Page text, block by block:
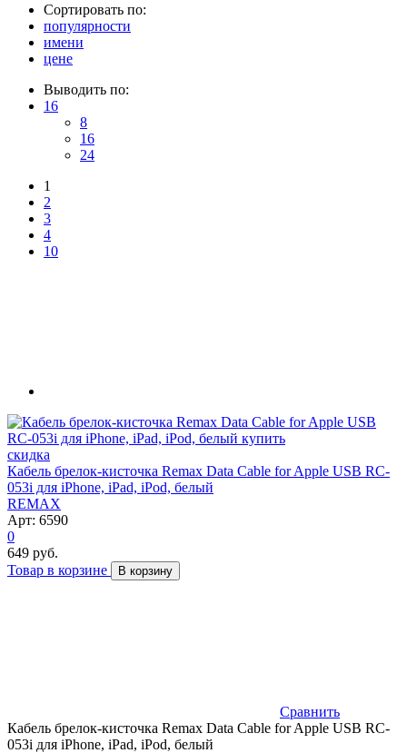
Сортировать по:
популярности
имени
цене
Выводить по:
16
8
16
24
1
2
3
4
10
скидка
Кабель брелок-кисточка Remax Data Cable for Apple USB RC-
053i для iPhone, iPad, iPod, белый
REMAX
Арт: 6590
0
649 руб.
Товар в корзине
В корзину
Сравнить
Кабель брелок-кисточка Remax Data Cable for Apple USB RC-
053i для iPhone, iPad, iPod, белый